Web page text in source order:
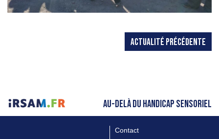
ACTUALITÉ PRÉCÉDENTE
AU-DELÀ DU HANDICAP SENSORIEL
Contact